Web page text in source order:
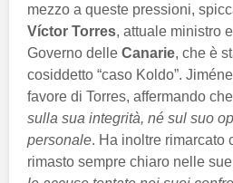
mezzo a queste pressioni,
Víctor Torres, attuale ministro
Governo delle Canarie, che è
cosiddetto “caso Koldo”.
favore di Torres, affermando che
sulla sua integrità, né sul suo
personale. Ha inoltre rimarcato
rimasto sempre chiaro nelle